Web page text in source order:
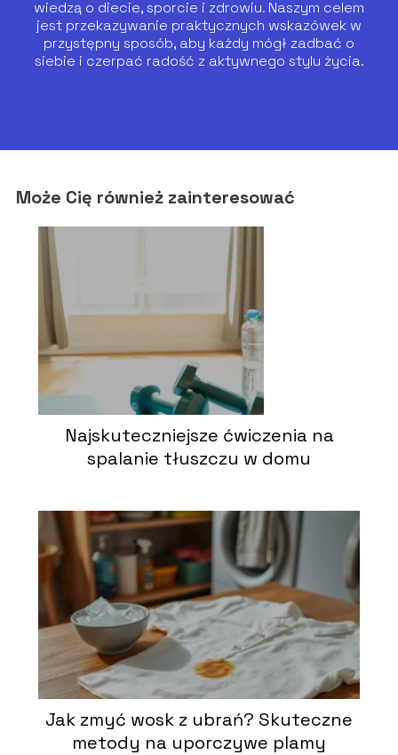
wiedzą o diecie, sporcie i zdrowiu. Naszym celem
jest przekazywanie praktycznych wskazówek w
przystępny sposób, aby każdy mógł zadbać o
siebie i czerpać radość z aktywnego stylu życia.
Może Cię również zainteresować
Najskuteczniejsze ćwiczenia na
spalanie tłuszczu w domu
Jak zmyć wosk z ubrań? Skuteczne
metody na uporczywe plamy